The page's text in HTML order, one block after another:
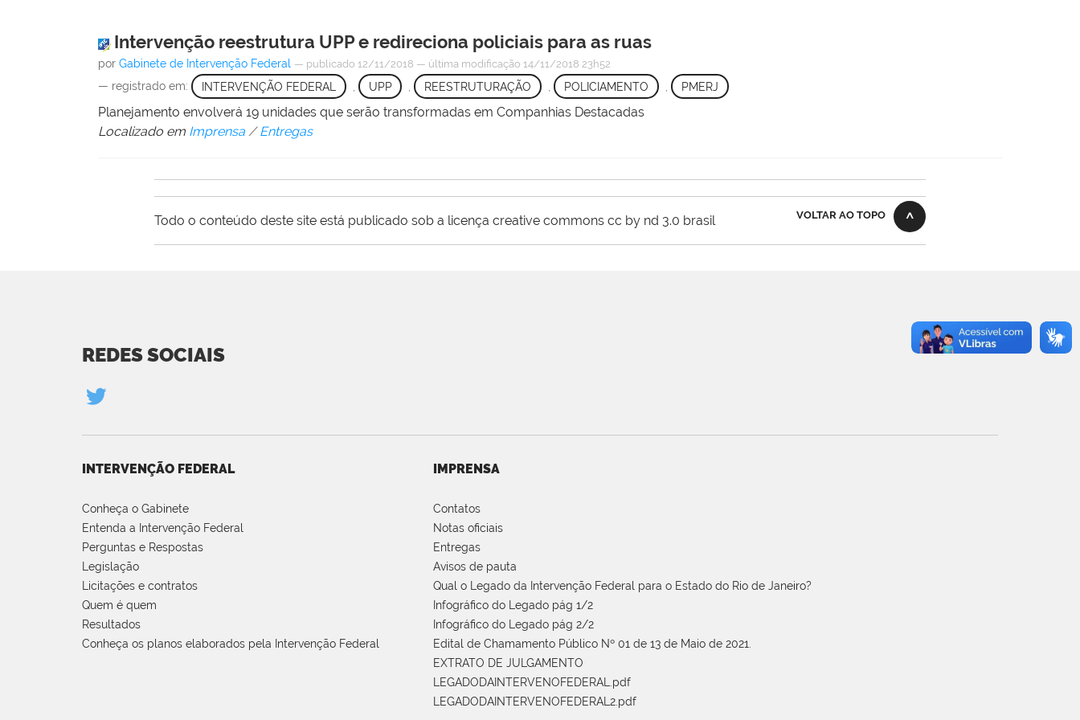
Intervenção reestrutura UPP e redireciona policiais para as ruas
por Gabinete de Intervenção Federal — publicado 12/11/2018 — última modificação 14/11/2018 23h52
— registrado em: INTERVENÇÃO FEDERAL UPP , REESTRUTURAÇÃO , POLICIAMENTO PMERJ
Planejamento envolverá 19 unidades que serão transformadas em Companhias Destacadas
Localizado em Imprensa /Entregas
VOLTAR AO TOPO
Todo o conteúdo deste site está publicado sob a licença creative commons cc by nd 3.0 brasil
REDES SOCIAIS
INTERVENÇÃO FEDERAL
Conheça o Gabinete
Entenda a Intervenção Federal
Perguntas e Respostas
Legislação
Licitações e contratos
Quem é quem
Resultados
Conheça os planos elaborados pela Intervenção Federal
IMPRENSA
Contatos
Notas oficiais
Entregas
Avisos de pauta
Qual o Legado da Intervenção Federal para o Estado do Rio de Janeiro?
Infográfico do Legado pág 1/2
Infográfico do Legado pág 2/2
Edital de Chamamento Público Nº 01 de 13 de Maio de 2021.
EXTRATO DE JULGAMENTO
LEGADODAINTERVENOFEDERAL.pdf
LEGADODAINTERVENOFEDERAL2.pdf